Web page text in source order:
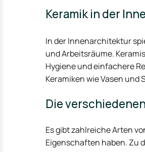
Keramik in der
In der Innenarchitektur
und Arbeitsräume.
Hygiene und einfachere
Keramiken wie Vasen
Die
Es gibt zahlreiche Arten
Eigenschaften haben. Zu